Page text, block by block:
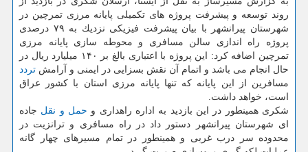
روند توسعه و پیشرفت پروژه های تكمیلی پایانه مرزی تمرچین در
شهرستان پیرانشهر با بیان پیشرفت فیزیكی نزدیك به ۷۹ درصدی
پروژه راه اندازی سالن مسافری و محوطه سازی پایانه مرزی
تمرچین اضافه كرد: این پروژه با اعتباری بالغ بر ۱۴۰ میلیارد ریال در
حال انجام می باشد و اتمام آن نقش بسزایی در ایمنی و آرامش تردد
مسافرین از این پایانه كه تنها پایانه مرزی استان با كشور عراق
است، خواهد داشت.
شكری همینطور در این بازدید به اداره راهداری و حمل و نقل جاده
ای شهرستان پیرانشهر دستور داد در راه مسافری و ترانزیت در
محدوده سر درب غربی و همینطور در تمام مسیرهای چهار گانه